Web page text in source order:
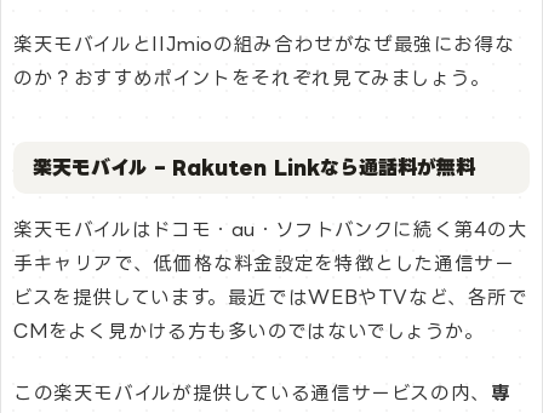
楽天モバイルとIIJmioの組み合わせがなぜ最強にお得な
のか？おすすめポイントをそれぞれ見てみましょう。
楽天モバイル – Rakuten Linkなら通話料が無料
楽天モバイルはドコモ・au・ソフトバンクに続く第4の大
手キャリアで、低価格な料金設定を特徴とした通信サー
ビスを提供しています。最近ではWEBやTVなど、各所で
CMをよく見かける方も多いのではないでしょうか。
この楽天モバイルが提供している通信サービスの内、 専